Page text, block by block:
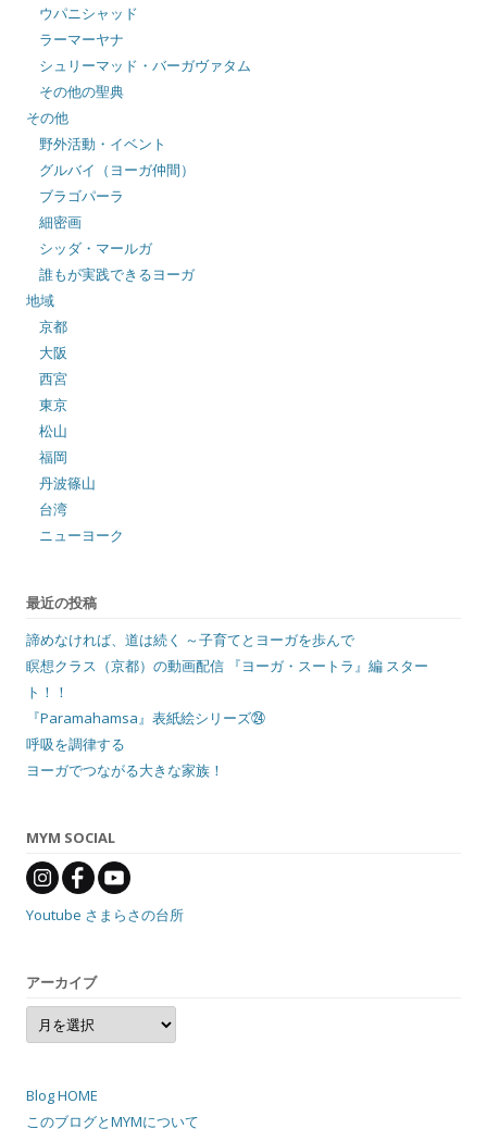
ウパニシャッド
ラーマーヤナ
シュリーマッド・バーガヴァタム
その他の聖典
その他
野外活動・イベント
グルバイ（ヨーガ仲間）
ブラゴパーラ
細密画
シッダ・マールガ
誰もが実践できるヨーガ
地域
京都
大阪
西宮
東京
松山
福岡
丹波篠山
台湾
ニューヨーク
最近の投稿
諦めなければ、道は続く ～子育てとヨーガを歩んで
瞑想クラス（京都）の動画配信 『ヨーガ・スートラ』編 スター
ト！！
『Paramahamsa』表紙絵シリーズ㉔
呼吸を調律する
ヨーガでつながる大きな家族！
MYM SOCIAL
Youtube さまらさの台所
アーカイブ
ア
ー
カ
Blog HOME
このブログとMYMについて